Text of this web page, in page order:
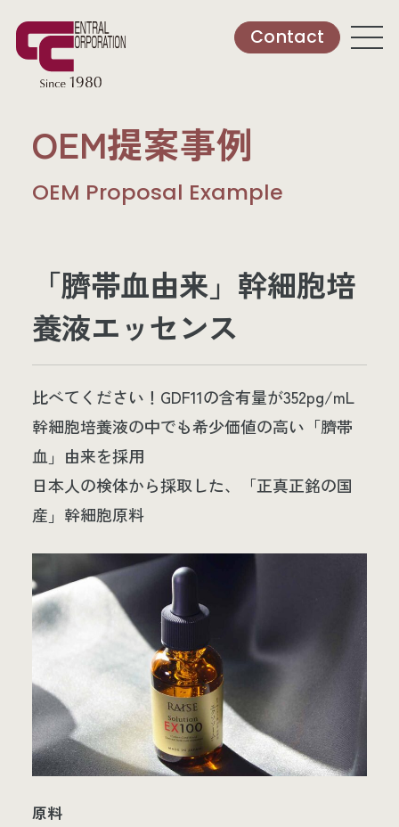
OEM提案事例
OEM Proposal Example
「臍帯血由来」幹細胞培
養液エッセンス
比べてください！GDF11の含有量が352pg/mL
幹細胞培養液の中でも希少価値の高い「臍帯
血」由来を採用
日本人の検体から採取した、「正真正銘の国
産」幹細胞原料
原料
Contact